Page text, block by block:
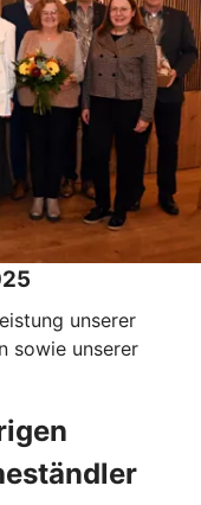
unserer
sowie unserer